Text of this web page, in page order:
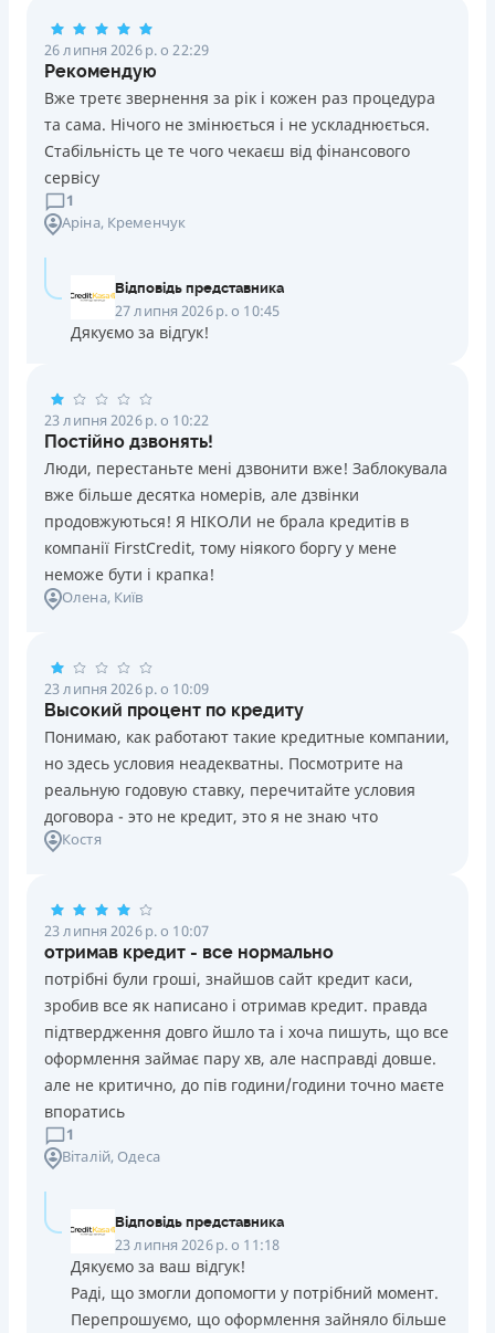
Погашення
Оплата на розрахунковий рахунок
Онлайн (через сайт або інтернет-банкінг)
Через термінали Приватбанку
Через термінали самообслуговування
Ліцензія НБУ
Ліцензія переоформлена 14.03.2024 р.
Вся інформація про кредит
ОТРИМАТИ ПОЗИКУ
26 липня 2026 р. о 22:29
Рекомендую
Вже третє звернення за рік і кожен раз процедура
та сама. Нічого не змінюється і не ускладнюється.
Стабільність це те чого чекаєш від фінансового
сервісу
1
Аріна, Кременчук
Відповідь представника
27 липня 2026 р. о 10:45
Дякуємо за відгук!
23 липня 2026 р. о 10:22
Постійно дзвонять!
Люди, перестаньте мені дзвонити вже! Заблокувала
вже більше десятка номерів, але дзвінки
продовжуються! Я НІКОЛИ не брала кредитів в
компанії FirstCredit, тому ніякого боргу у мене
неможе бути і крапка!
Олена, Київ
23 липня 2026 р. о 10:09
Высокий процент по кредиту
Понимаю, как работают такие кредитные компании,
но здесь условия неадекватны. Посмотрите на
реальную годовую ставку, перечитайте условия
договора - это не кредит, это я не знаю что
Костя
23 липня 2026 р. о 10:07
отримав кредит - все нормально
потрібні були гроші, знайшов сайт кредит каси,
зробив все як написано і отримав кредит. правда
підтвердження довго йшло та і хоча пишуть, що все
оформлення займає пару хв, але насправді довше.
але не критично, до пів години/години точно маєте
впоратись
1
Віталій, Одеса
Відповідь представника
23 липня 2026 р. о 11:18
Дякуємо за ваш відгук!
Раді, що змогли допомогти у потрібний момент.
Перепрошуємо, що оформлення зайняло більше